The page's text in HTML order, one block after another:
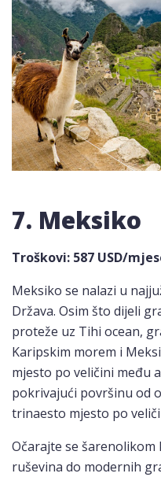
7. Meksiko
Troškovi: 587 USD/
Meksiko se nalazi u
Država. Osim što dijeli
proteže uz Tihi ocean,
Karipskim morem i
mjesto po veličini među
pokrivajući površinu od
trinaesto mjesto po
Očarajte se
ruševina do modernih